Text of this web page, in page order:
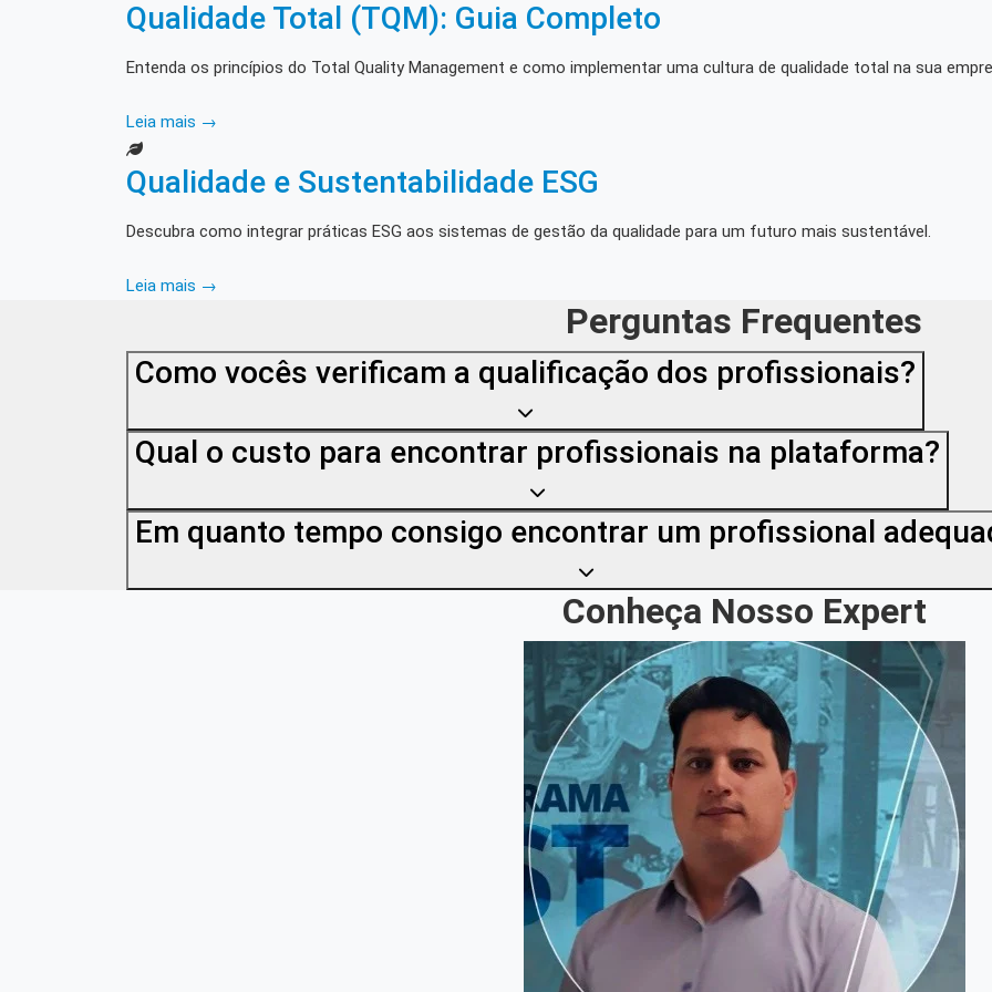
Qualidade Total (TQM): Guia Completo
Entenda os princípios do Total Quality Management e como implementar uma cultura de qualidade total na sua
Leia mais →
Qualidade e Sustentabilidade ESG
Descubra como integrar práticas ESG aos sistemas de gestão da qualidade para um futuro mais sustentável.
Leia mais →
Perguntas Frequentes
Como vocês verificam a qualificação dos profissionais?
Qual o custo para encontrar profissionais na plataforma?
Em quanto tempo consigo encontrar um profissional
Conheça Nosso Expert